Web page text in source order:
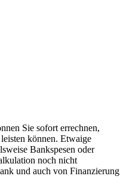
Sie sofort errechnen,
können. Etwaige
Bankspesen oder
noch nicht
und auch von Finanzierung